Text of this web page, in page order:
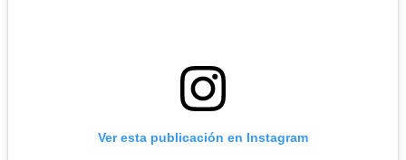
Ver esta publicación en Instagram